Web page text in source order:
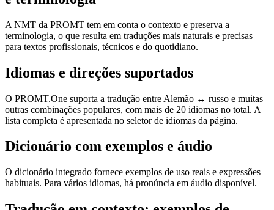
A NMT da PROMT tem em conta o contexto e preserva a
terminologia, o que resulta em traduções mais naturais e precisas
para textos profissionais, técnicos e do quotidiano.
Idiomas e direções suportados
O PROMT.One suporta a tradução entre Alemão ↔ russo e muitas
outras combinações populares, com mais de 20 idiomas no total. A
lista completa é apresentada no seletor de idiomas da página.
Dicionário com exemplos e áudio
O dicionário integrado fornece exemplos de uso reais e expressões
habituais. Para vários idiomas, há pronúncia em áudio disponível.